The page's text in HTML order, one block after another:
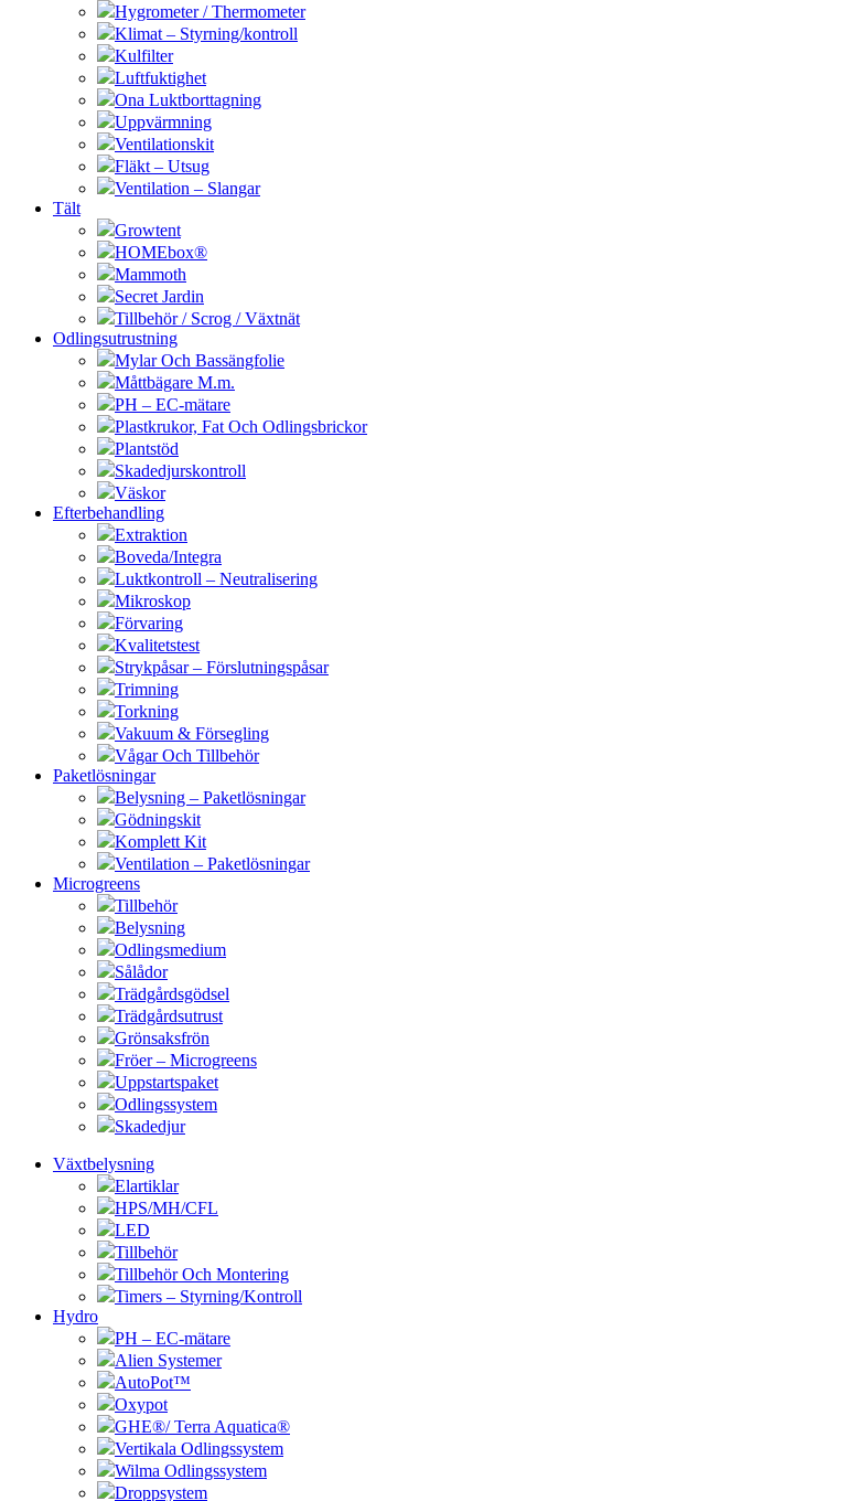
Hygrometer / Thermometer
Klimat – Styrning/kontroll
Kulfilter
Luftfuktighet
Ona Luktborttagning
Uppvärmning
Ventilationskit
Fläkt – Utsug
Ventilation – Slangar
Tält
Growtent
HOMEbox®
Mammoth
Secret Jardin
Tillbehör / Scrog / Växtnät
Odlingsutrustning
Mylar Och Bassängfolie
Måttbägare M.m.
PH – EC-mätare
Plastkrukor, Fat Och Odlingsbrickor
Plantstöd
Skadedjurskontroll
Väskor
Efterbehandling
Extraktion
Boveda/Integra
Luktkontroll – Neutralisering
Mikroskop
Förvaring
Kvalitetstest
Strykpåsar – Förslutningspåsar
Trimning
Torkning
Vakuum & Försegling
Vågar Och Tillbehör
Paketlösningar
Belysning – Paketlösningar
Gödningskit
Komplett Kit
Ventilation – Paketlösningar
Microgreens
Tillbehör
Belysning
Odlingsmedium
Sålådor
Trädgårdsgödsel
Trädgårdsutrust
Grönsaksfrön
Fröer – Microgreens
Uppstartspaket
Odlingssystem
Skadedjur
Växtbelysning
Elartiklar
HPS/MH/CFL
LED
Tillbehör
Tillbehör Och Montering
Timers – Styrning/Kontroll
Hydro
PH – EC-mätare
Alien Systemer
AutoPot™
Oxypot
GHE®/ Terra Aquatica®
Vertikala Odlingssystem
Wilma Odlingssystem
Droppsystem